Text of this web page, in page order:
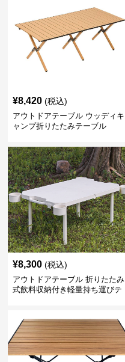
¥8,420 (税込)
アウトドアテーブル ウッディキ
ャンプ折りたたみテーブル
¥8,300 (税込)
アウトドアテーブル 折りたたみ
式飲料収納付き軽量持ち運びテ